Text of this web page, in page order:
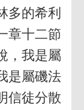
多的希利
章十二節
，我是屬
是屬磯法
信徒分散